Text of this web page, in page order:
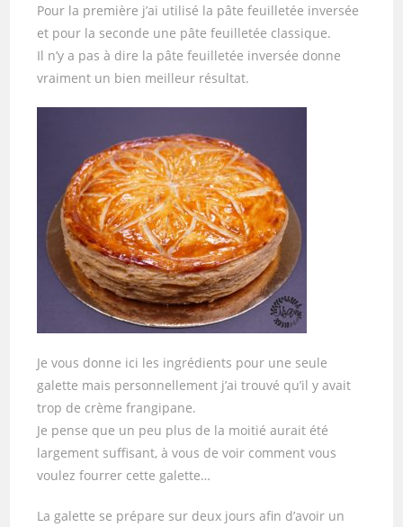
Pour la première j’ai utilisé la pâte feuilletée inversée
et pour la seconde une pâte feuilletée classique.
Il n’y a pas à dire la pâte feuilletée inversée donne
vraiment un bien meilleur résultat.
Je vous donne ici les ingrédients pour une seule
galette mais personnellement j’ai trouvé qu’il y avait
trop de crème frangipane.
Je pense que un peu plus de la moitié aurait été
largement suffisant, à vous de voir comment vous
voulez fourrer cette galette…
La galette se prépare sur deux jours afin d’avoir un